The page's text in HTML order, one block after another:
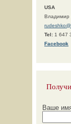
USA
Владимир
Tel: 1 647
Facebook
Ваше